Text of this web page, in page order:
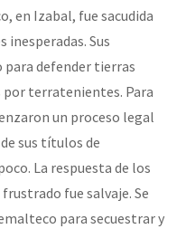
en Izabal, fue sacudida
inesperadas. Sus
defender tierras
por terratenientes. Para
un proceso legal
sus títulos de
La respuesta de los
fue salvaje. Se
para secuestrar y